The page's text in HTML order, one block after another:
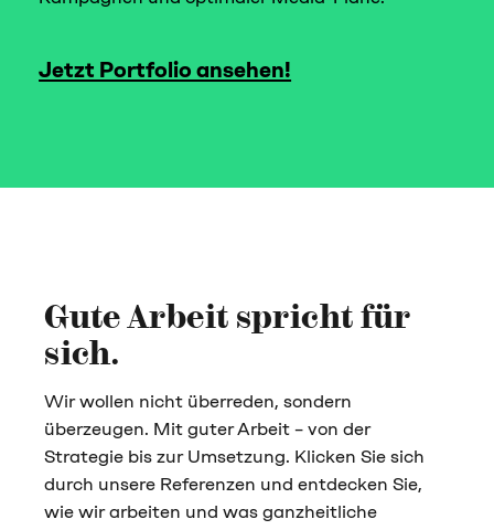
Jetzt Portfolio ansehen!
Gute Arbeit spricht für
sich.
Wir wollen nicht überreden, sondern
überzeugen. Mit guter Arbeit – von der
Strategie bis zur Umsetzung. Klicken Sie sich
durch unsere Referenzen und entdecken Sie,
wie wir arbeiten und wasganzheitliche